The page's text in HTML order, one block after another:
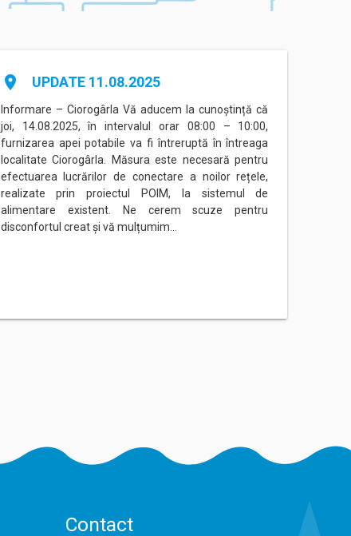
place UPDATE 11.08.2025
Informare – Ciorogârla Vă aducem la cunoștință că
joi, 14.08.2025, în intervalul orar 08:00 – 10:00,
furnizarea apei potabile va fi întreruptă în întreaga
localitate Ciorogârla. Măsura este necesară pentru
efectuarea lucrărilor de conectare a noilor rețele,
realizate prin proiectul POIM, la sistemul de
alimentare existent. Ne cerem scuze pentru
disconfortul creat și vă mulțumim…
Contact